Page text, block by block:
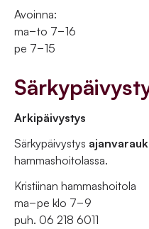
Avoinna:
ma−to 7−16
pe 7−15
Arkipäivystys
Särkypäivystys
hammashoitolassa.
Kristiinan hammashoitola
ma−pe klo 7−9
puh. 06 218 6011